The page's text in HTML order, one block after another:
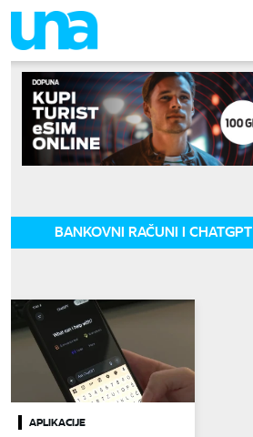
BANKOVNI RAČUNI I CHATGPT
APLIKACIJE